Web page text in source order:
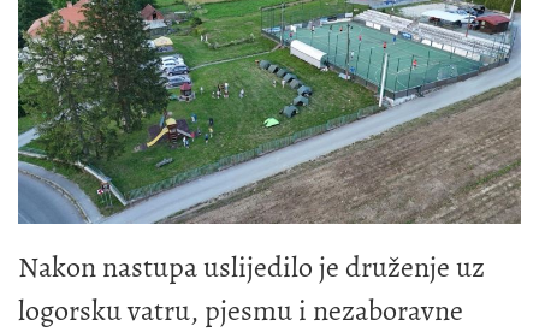
Nakon nastupa uslijedilo je druženje uz
logorsku vatru, pjesmu i nezaboravne